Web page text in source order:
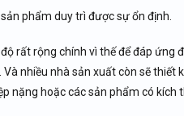
phẩm duy trì được sự ổn định.
rất rộng chính vì thế để đáp ứng
nhiều nhà sản xuất còn sẽ
nặng hoặc các sản phẩm có kích